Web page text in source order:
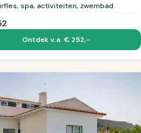
spa, activiteiten, zwembad
Ontdek v.a. € 252,-